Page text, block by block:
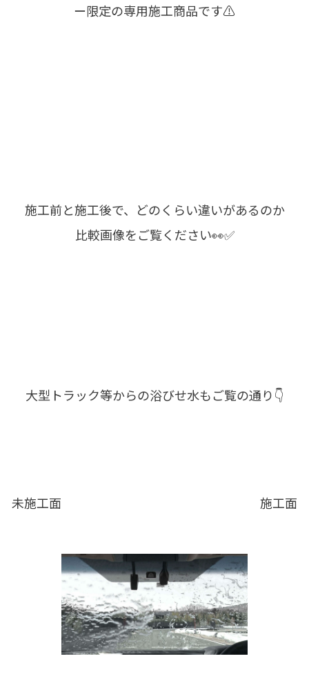
ー限定の専用施工商品です⚠
施工前と施工後で、どのくらい違いがあるのか
比較画像をご覧ください👀✅
大型トラック等からの浴びせ水もご覧の通り👇
未施工面 施工面